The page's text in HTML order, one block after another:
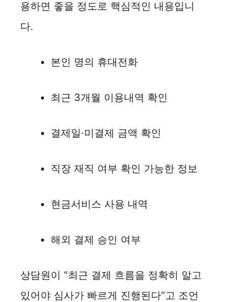
용하면 좋을 정도로 핵심적인 내용입니
다.
본인 명의 휴대전화
최근 3개월 이용내역 확인
결제일·미결제 금액 확인
직장 재직 여부 확인 가능한 정보
현금서비스 사용 내역
해외 결제 승인 여부
상담원이 “최근 결제 흐름을 정확히 알고
있어야 심사가 빠르게 진행된다”고 조언